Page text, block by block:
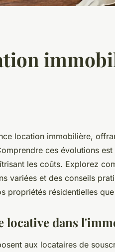
location immobilière,
ces évolutions
les coûts. Explorez
variées et des conseils
propriétés résidentielles
locative dans
aux locataires de